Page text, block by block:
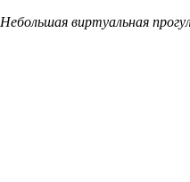
Небольшая виртуальная